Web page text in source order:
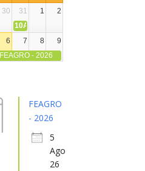
30 31 1
2
10AM
6 7 8
9
FEAGRO - 2026
20 22 23
6
FEAGRO
- 2026
5
Ago
26